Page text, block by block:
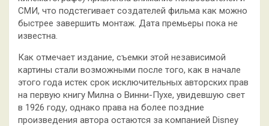
СМИ, что подстегивает создателей фильма как можно
быстрее завершить монтаж. Дата премьеры пока не
известна.
Как отмечает издание, съемки этой независимой
картины стали возможными после того, как в начале
этого года истек срок исключительных авторских прав
на первую книгу Милна о Винни-Пухе, увидевшую свет
в 1926 году, однако права на более поздние
произведения автора остаются за компанией Disney